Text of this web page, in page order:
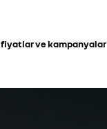
fiyatlar ve kampanyalar